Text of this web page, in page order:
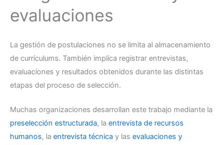
evaluaciones
La gestión de postulaciones no se limita al almacenamiento
de currículums. También implica registrar entrevistas,
evaluaciones y resultados obtenidos durante las distintas
etapas del proceso de selección.
Muchas organizaciones desarrollan este trabajo mediante la
preselección estructurada, la entrevista de recursos
humanos, la entrevista técnica y las evaluaciones y